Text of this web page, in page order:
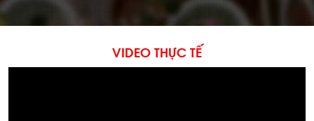
VIDEO THỰC TẾ